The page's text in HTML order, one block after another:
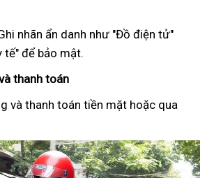
nhãn ẩn danh như "Đồ điện tử"
tế" để bảo mật.
thanh toán
và thanh toán tiền mặt hoặc qua